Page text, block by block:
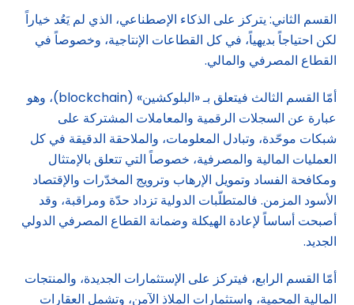
القسم الثاني: يتركز على الذكاء الإصطناعي، الذي لم يَعُد خياراً
لكن احتياجاً بديهياً، في كل القطاعات الإنتاجية، وخصوصاً في
القطاع المصرفي والمالي.
أمّا القسم الثالث فيتعلق بـ «البلوكشين» (blockchain)، وهو
عبارة عن السجلات الرقمية والمعاملات المشتركة على
شبكات موحّدة، وتبادل المعلومات، والملاحقة الدقيقة في كل
العمليات المالية والمصرفية، خصوصاً التي تتعلق بالإمتثال
ومكافحة الفساد وتمويل الإرهاب وترويج المخدّرات والإقتصاد
الأسود المزمن. فالمتطلّبات الدولية تزداد حدّة ومراقبة، وقد
أصبحت أساساً لإعادة الهيكلة وضمانة القطاع المصرفي الدولي
الجديد.
أمّا القسم الرابع، فيتركز على الإستثمارات الجديدة، والمنتجات
المالية المحمية، واستثمارات الملاذ الآمن، وتشمل العقارات